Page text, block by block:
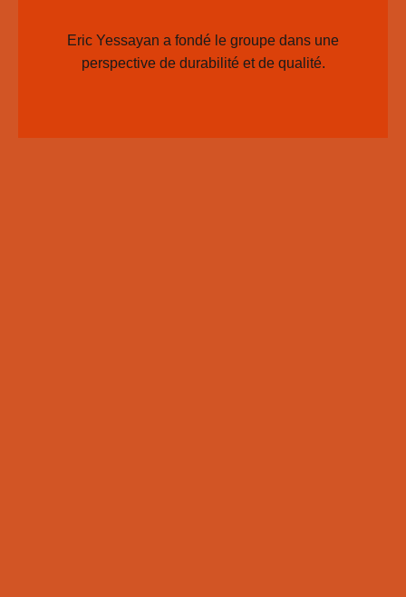
Eric Yessayan a fondé le groupe dans une
perspective de durabilité et de qualité.